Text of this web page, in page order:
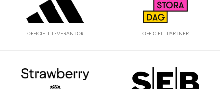
OFFICIELL LEVERANTÖR OFFICIELL PARTNER